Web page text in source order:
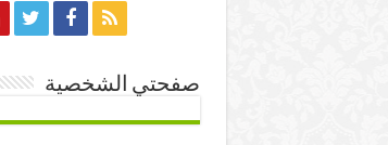
صفحتي الشخصية